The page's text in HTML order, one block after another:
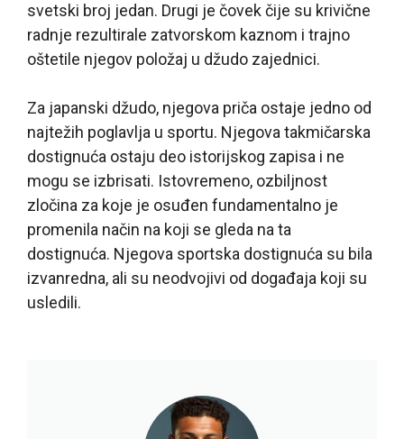
svetski broj jedan. Drugi je čovek čije su krivične
radnje rezultirale zatvorskom kaznom i trajno
oštetile njegov položaj u džudo zajednici.
Za japanski džudo, njegova priča ostaje jedno od
najtežih poglavlja u sportu. Njegova takmičarska
dostignuća ostaju deo istorijskog zapisa i ne
mogu se izbrisati. Istovremeno, ozbiljnost
zločina za koje je osuđen fundamentalno je
promenila način na koji se gleda na ta
dostignuća. Njegova sportska dostignuća su bila
izvanredna, ali su neodvojivi od događaja koji su
usledili.